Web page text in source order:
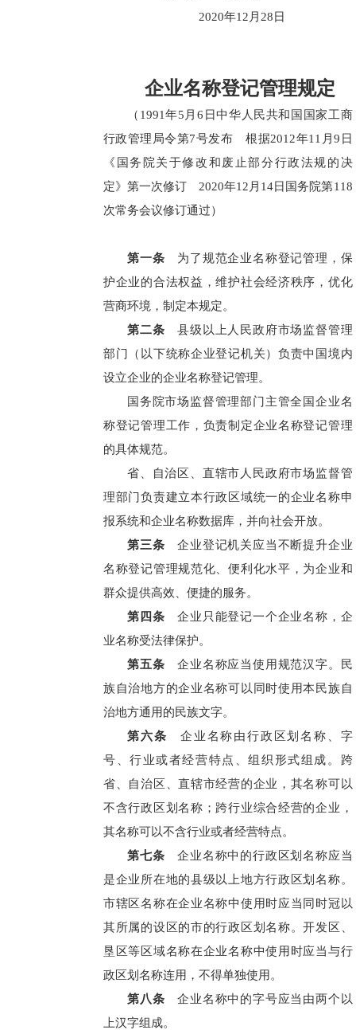
2020年12月28日
企业名称登记管理规定
（1991年5月6日中华人民共和国国家工商
行政管理局令第7号发布 根据2012年11月9日
《国务院关于修改和废止部分行政法规的决
定》第一次修订 2020年12月14日国务院第118
次常务会议修订通过）
第一条 为了规范企业名称登记管理，保
护企业的合法权益，维护社会经济秩序，优化
营商环境，制定本规定。
第二条 县级以上人民政府市场监督管理
部门（以下统称企业登记机关）负责中国境内
设立企业的企业名称登记管理。
国务院市场监督管理部门主管全国企业名
称登记管理工作，负责制定企业名称登记管理
的具体规范。
省、自治区、直辖市人民政府市场监督管
理部门负责建立本行政区域统一的企业名称申
报系统和企业名称数据库，并向社会开放。
第三条 企业登记机关应当不断提升企业
名称登记管理规范化、便利化水平，为企业和
群众提供高效、便捷的服务。
第四条 企业只能登记一个企业名称，企
业名称受法律保护。
第五条 企业名称应当使用规范汉字。民
族自治地方的企业名称可以同时使用本民族自
治地方通用的民族文字。
第六条 企业名称由行政区划名称、字
号、行业或者经营特点、组织形式组成。跨
省、自治区、直辖市经营的企业，其名称可以
不含行政区划名称；跨行业综合经营的企业，
其名称可以不含行业或者经营特点。
第七条 企业名称中的行政区划名称应当
是企业所在地的县级以上地方行政区划名称。
市辖区名称在企业名称中使用时应当同时冠以
其所属的设区的市的行政区划名称。开发区、
垦区等区域名称在企业名称中使用时应当与行
政区划名称连用，不得单独使用。
第八条 企业名称中的字号应当由两个以
上汉字组成。